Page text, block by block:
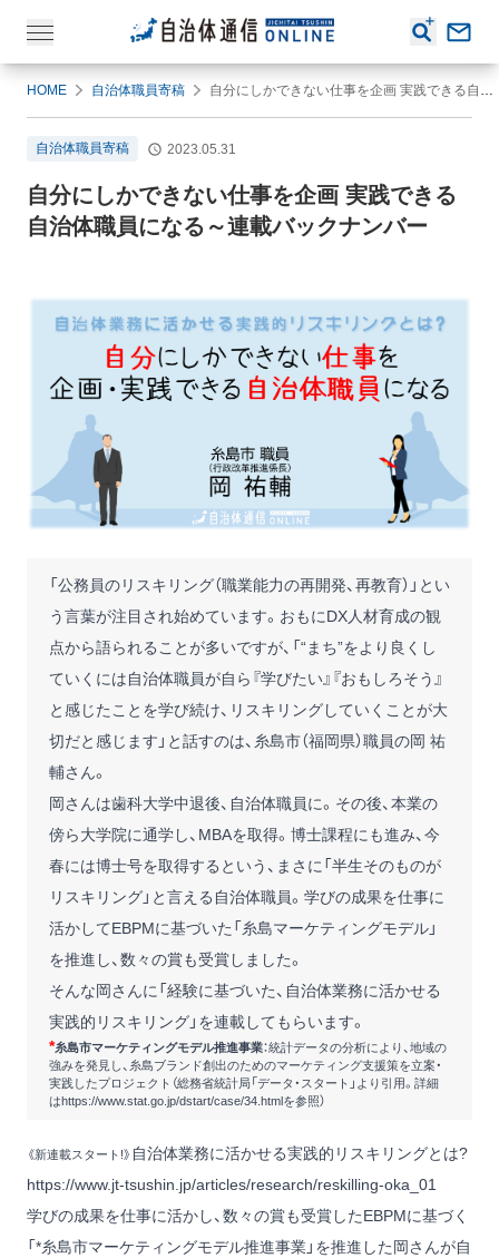
HOME 自治体職員寄稿 自分にしかできない仕事を企画 実践できる自治体職員になる～連載バックナンバー
自治体職員寄稿 2023.05.31
自分にしかできない仕事を企画 実践できる
自治体職員になる～連載バックナンバー
「公務員のリスキリング（職業能力の再開発、再教育）」とい
う言葉が注目され始めています。おもにDX人材育成の観
点から語られることが多いですが、「“まち”をより良くし
ていくには自治体職員が自ら『学びたい』『おもしろそう』
と感じたことを学び続け、リスキリングしていくことが大
切だと感じます」と話すのは、糸島市（福岡県）職員の岡 祐
輔さん。
岡さんは歯科大学中退後、自治体職員に。その後、本業の
傍ら大学院に通学し、MBAを取得。博士課程にも進み、今
春には博士号を取得するという、まさに「半生そのものが
リスキリング」と言える自治体職員。学びの成果を仕事に
活かしてEBPMに基づいた「糸島マーケティングモデル」
を推進し、数々の賞も受賞しました。
そんな岡さんに「経験に基づいた、自治体業務に活かせる
実践的リスキリング」を連載してもらいます。
*糸島市マーケティングモデル推進事業：統計データの分析により、地域の
強みを発見し、糸島ブランド創出のためのマーケティング支援策を立案・
実践したプロジェクト（総務省統計局「データ・スタート」より引用。詳細
はhttps://www.stat.go.jp/dstart/case/34.htmlを参照）
《新連載スタート!》 自治体業務に活かせる実践的リスキリングとは?
https://www.jt-tsushin.jp/articles/research/reskilling-oka_01
学びの成果を仕事に活かし、数々の賞も受賞したEBPMに基づく
「*糸島市マーケティングモデル推進事業」を推進した岡さんが自